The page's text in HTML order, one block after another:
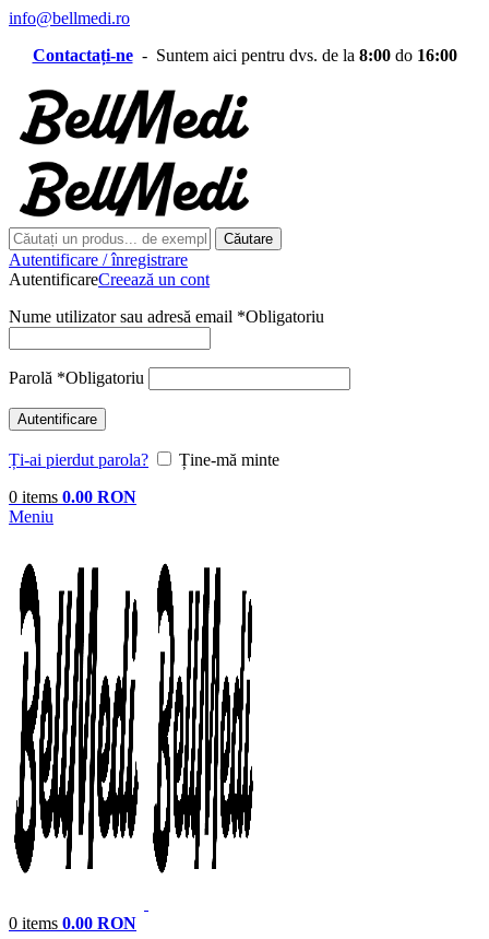
info@bellmedi.ro
Contactați-ne- Suntem aici pentru dvs. de la 8:00do 16:00
Căutare
Autentificare / înregistrare
AutentificareCreează un cont
Nume utilizator sau adresă email *Obligatoriu
Parolă *Obligatoriu
Autentificare
Ți-ai pierdut parola?
Ține-mă minte
0 items 0.00 RON
Meniu
0 items 0.00 RON